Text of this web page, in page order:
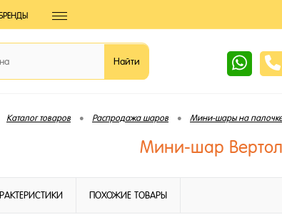
Каталог товаров • Распродажа шаров • Мини-шары на
Мини-шар
ПОХОЖИЕ ТОВАРЫ